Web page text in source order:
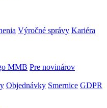
Výročné správy Kariéra
MMB Pre novinárov
Objednávky Smernice GDPR